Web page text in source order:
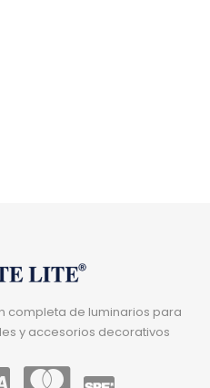
completa de luminarios para
y accesorios decorativos